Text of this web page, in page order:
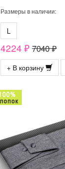
Размеры в наличии:
L
4224 ₽ 7040 ₽
+ В корзину